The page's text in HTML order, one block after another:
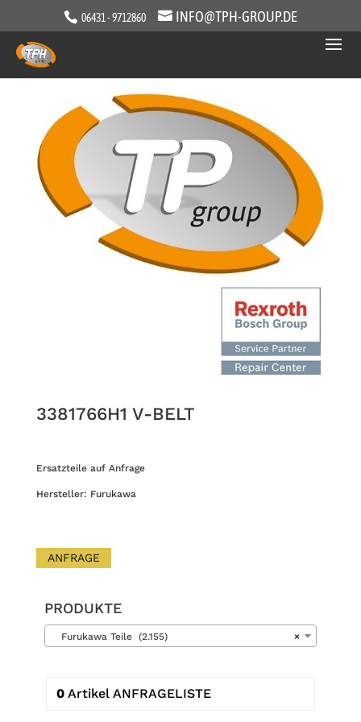
06431 - 9712860 INFO@TPH-GROUP.DE
3381766H1 V-BELT
Ersatzteile auf Anfrage
Hersteller: Furukawa
ANFRAGE
PRODUKTE
×
Furukawa Teile (2.155)
0Artikel ANFRAGELISTE